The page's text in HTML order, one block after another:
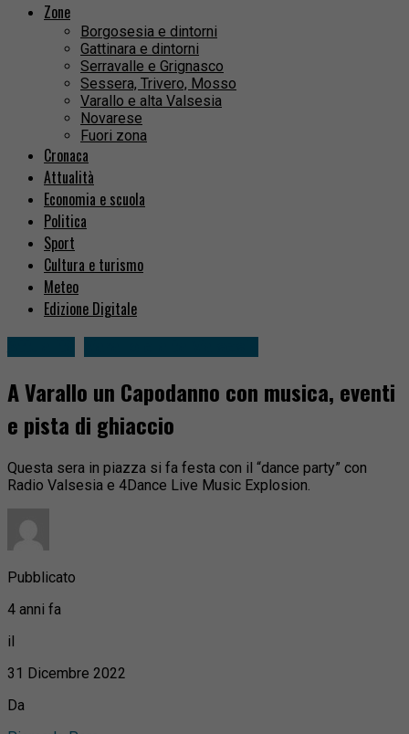
Zone
Borgosesia e dintorni
Gattinara e dintorni
Serravalle e Grignasco
Sessera, Trivero, Mosso
Varallo e alta Valsesia
Novarese
Fuori zona
Cronaca
Attualità
Economia e scuola
Politica
Sport
Cultura e turismo
Meteo
Edizione Digitale
A Varallo un Capodanno con musica, eventi
e pista di ghiaccio
Questa sera in piazza si fa festa con il “dance party” con
Radio Valsesia e 4Dance Live Music Explosion.
Pubblicato
4 anni fa
il
31 Dicembre 2022
Da